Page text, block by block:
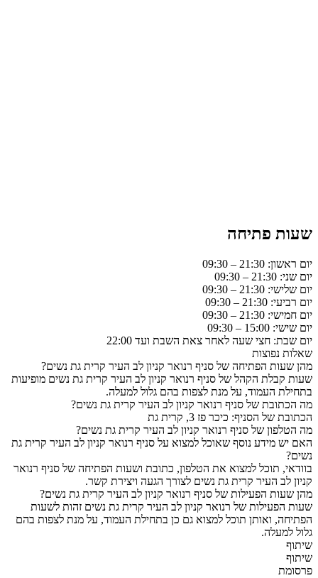
שעות פתיחה
יום ראשון: 21:30 – 09:30
יום שני: 21:30 – 09:30
יום שלישי: 21:30 – 09:30
יום רביעי: 21:30 – 09:30
יום חמישי: 21:30 – 09:30
יום שישי: 15:00 – 09:30
יום שבת: חצי שעה לאחר צאת השבת ועד 22:00
שאלות נפוצות
מהן שעות הפתיחה של סניף רנואר קניון לב העיר קרית גת נשים?
שעות קבלת הקהל של סניף רנואר קניון לב העיר קרית גת נשים מופיעות
בתחילת העמוד, על מנת לצפות בהם גלול למעלה.
מה הכתובת של סניף רנואר קניון לב העיר קרית גת נשים?
הכתובת של הסניף: כיכר פז 3, קרית גת
מה הטלפון של סניף רנואר קניון לב העיר קרית גת נשים?
האם יש מידע נוסף שאוכל למצוא על סניף רנואר קניון לב העיר קרית גת
נשים?
בוודאי, תוכל למצוא את הטלפון, כתובת ושעות הפתיחה של סניף רנואר
קניון לב העיר קרית גת נשים לצורך הגעה ויצירת קשר.
מהן שעות הפעילות של סניף רנואר קניון לב העיר קרית גת נשים?
שעות הפעילות של רנואר קניון לב העיר קרית גת נשים זהות לשעות
הפתיחה, ואותן תוכל למצוא גם כן בתחילת העמוד, על מנת לצפות בהם
גלול למעלה.
שיתוף
שיתוף
פרסומת